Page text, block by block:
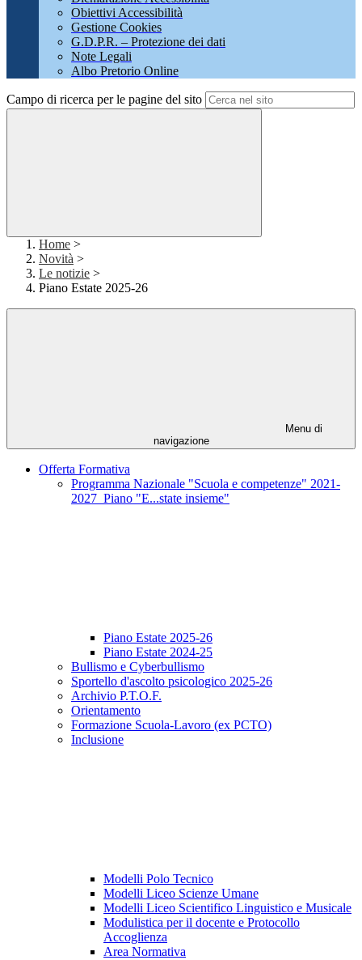
Obiettivi Accessibilità
Gestione Cookies
G.D.P.R. – Protezione dei dati
Note Legali
Albo Pretorio Online
Campo di ricerca per le pagine del sito
Home >
Novità >
Le notizie >
Piano Estate 2025-26
Menu di
navigazione
Offerta Formativa
Programma Nazionale "Scuola e competenze" 2021-
2027_Piano "E...state insieme"
Piano Estate 2025-26
Piano Estate 2024-25
Bullismo e Cyberbullismo
Sportello d'ascolto psicologico 2025-26
Archivio P.T.O.F.
Orientamento
Formazione Scuola-Lavoro (ex PCTO)
Inclusione
Modelli Polo Tecnico
Modelli Liceo Scienze Umane
Modelli Liceo Scientifico Linguistico e Musicale
Modulistica per il docente e Protocollo
Accoglienza
Area Normativa